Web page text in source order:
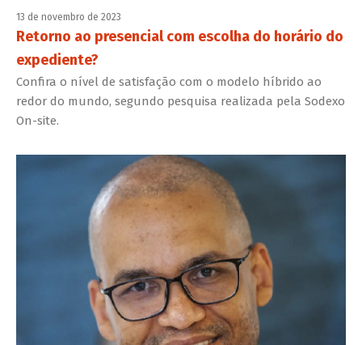
13 de novembro de 2023
Retorno ao presencial com escolha do horário do
expediente?
Confira o nível de satisfação com o modelo híbrido ao
redor do mundo, segundo pesquisa realizada pela Sodexo
On-site.